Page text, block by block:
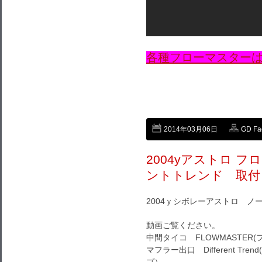
各種フローマスター
2014年03月06日 GD
2004yアストロ フ
ントトレンド 取付
2004ｙシボレーアストロ ノ
動画ご覧ください。
中間タイコ FLOWMASTER(
マフラー出口 Different